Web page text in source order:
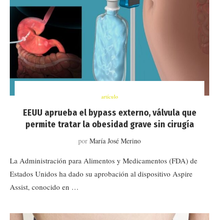
artículo
EEUU aprueba el bypass externo, válvula que
permite tratar la obesidad grave sin cirugía
por María José Merino
La Administración para Alimentos y Medicamentos (FDA) de
Estados Unidos ha dado su aprobación al dispositivo Aspire
Assist, conocido en …